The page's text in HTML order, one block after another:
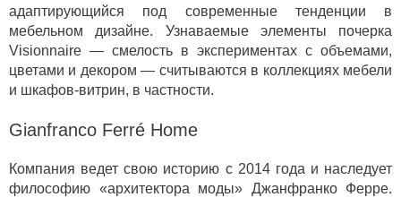
адаптирующийся под современные тенденции в
мебельном дизайне. Узнаваемые элементы почерка
Visionnaire — смелость в экспериментах с объемами,
цветами и декором — считываются в коллекциях мебели
и шкафов-витрин, в частности.
Gianfranco Ferré Home
Компания ведет свою историю с 2014 года и наследует
философию «архитектора моды» Джанфранко Ферре.